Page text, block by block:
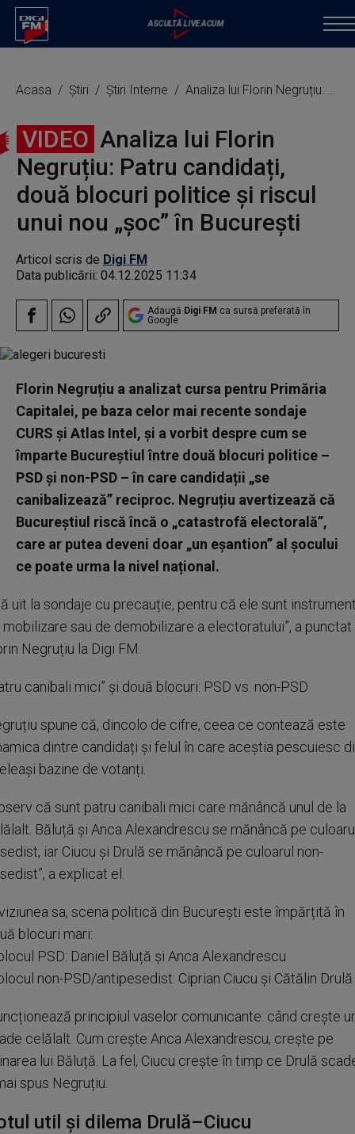
Acasa Știri Știri Interne Analiza lui Florin Negruțiu: Patru candidați, două blocuri politice și riscul unui nou „șoc” în București
VIDEO Analiza lui Florin
Negruțiu: Patru candidați,
două blocuri politice și riscul
unui nou „șoc” în București
Articol scris de Digi FM
Data publicării: 04.12.2025 11:34
Adaugă Digi FM ca sursă preferată în
Google
Florin Negruțiu a analizat cursa pentru Primăria
Capitalei, pe baza celor mai recente sondaje
CURS și Atlas Intel, și a vorbit despre cum se
împarte Bucureștiul între două blocuri politice –
PSD și non-PSD – în care candidații „se
canibalizează” reciproc. Negruțiu avertizează că
Bucureștiul riscă încă o „catastrofă electorală”,
care ar putea deveni doar „un eșantion” al șocului
ce poate urma la nivel național.
uit la sondaje cu precauție, pentru că ele sunt
mobilizare sau de demobilizare a electoratului”, a punctat
Negruțiu la Digi FM.
canibali mici” și două blocuri: PSD vs. non-PSD
spune că, dincolo de cifre, ceea ce contează este
dintre candidați și felul în care aceștia pescuiesc
bazine de votanți.
că sunt patru canibali mici care mănâncă unul de la
Băluță și Anca Alexandrescu se mănâncă pe
iar Ciucu și Drulă se mănâncă pe culoarul non-
a explicat el.
sa, scena politică din București este împărțită în
blocuri mari:
PSD: Daniel Băluță și Anca Alexandrescu
non-PSD/antipesedist: Ciprian Ciucu și Cătălin Drulă
principiul vaselor comunicante: când crește
celălalt. Cum crește Anca Alexandrescu, crește pe
lui Băluță. La fel, Ciucu crește în timp ce Drulă
spus Negruțiu.
util și dilema Drulă–Ciucu